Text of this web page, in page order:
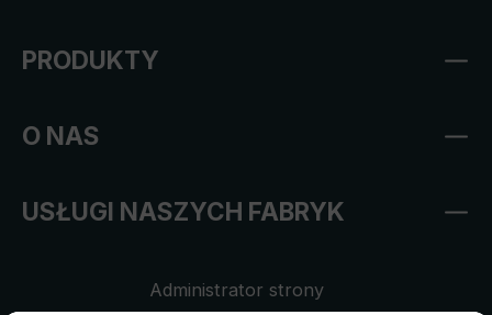
PRODUKTY
O NAS
USŁUGI NASZYCH FABRYK
Administrator strony